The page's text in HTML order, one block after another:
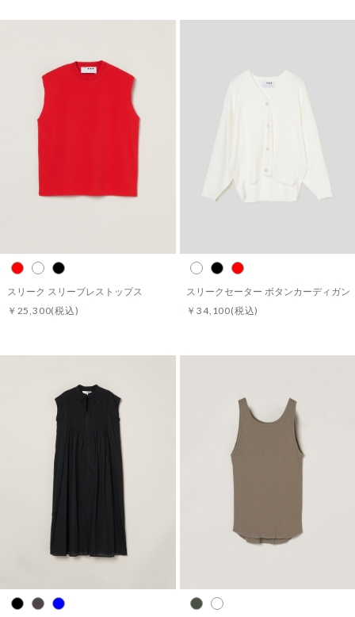
スリーク スリーブレストップス
￥25,300(税込)
スリークセーター ボタンカーディガン
￥34,100(税込)